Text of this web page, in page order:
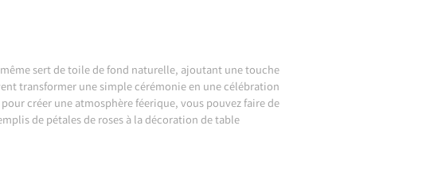
sert de toile de fond naturelle, ajoutant une touche
transformer une simple cérémonie en une célébration
créer une atmosphère féerique, vous pouvez faire de
de pétales de roses à la décoration de table